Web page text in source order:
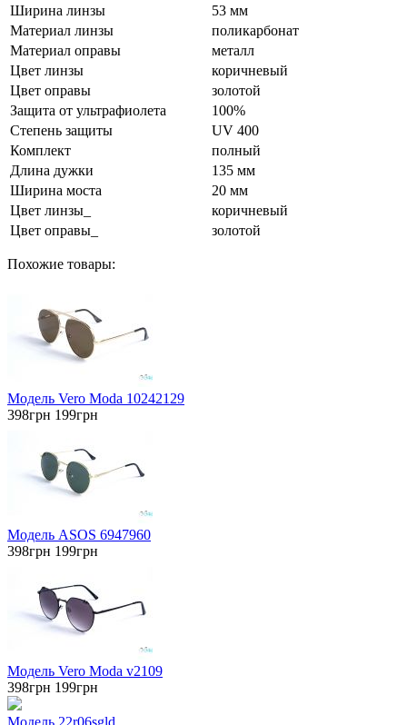
Ширина линзы
53 мм
Материал линзы
поликарбонат
Материал оправы
металл
Цвет линзы
коричневый
Цвет оправы
золотой
Защита от ультрафиолета
100%
Степень защиты
UV 400
Комплект
полный
Длина дужки
135 мм
Ширина моста
20 мм
Цвет линзы_
коричневый
Цвет оправы_
золотой
Похожие товары:
Модель Vero Moda 10242129
398грн 199грн
Модель АSOS 6947960
398грн 199грн
Модель Vero Moda v2109
398грн 199грн
Модель 22r06sgld